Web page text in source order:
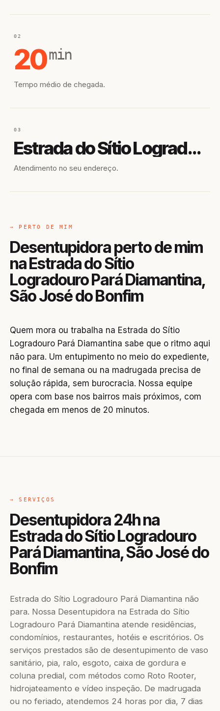
02
20min
Tempo médio de chegada.
03
Estrada do Sítio Logradouro Pará Diamantina
Atendimento no seu endereço.
→ PERTO DE MIM
Desentupidora perto de mim
na Estrada do Sítio
Logradouro Pará Diamantina,
São José do Bonfim
Quem mora ou trabalha na Estrada do Sítio
Logradouro Pará Diamantina sabe que o ritmo aqui
não para. Um entupimento no meio do expediente,
no final de semana ou na madrugada precisa de
solução rápida, sem burocracia. Nossa equipe
opera com base nos bairros mais próximos, com
chegada em menos de 20 minutos.
→ SERVIÇOS
Desentupidora 24h na
Estrada do Sítio Logradouro
Pará Diamantina, São José do
Bonfim
Estrada do Sítio Logradouro Pará Diamantina não
para. Nossa Desentupidora na Estrada do Sítio
Logradouro Pará Diamantina atende residências,
condomínios, restaurantes, hotéis e escritórios. Os
serviços prestados são de desentupimento de vaso
sanitário, pia, ralo, esgoto, caixa de gordura e
coluna predial, com métodos como Roto Rooter,
hidrojateamento e vídeo inspeção. De madrugada
ou no feriado, atendemos 24 horas por dia, 7 dias